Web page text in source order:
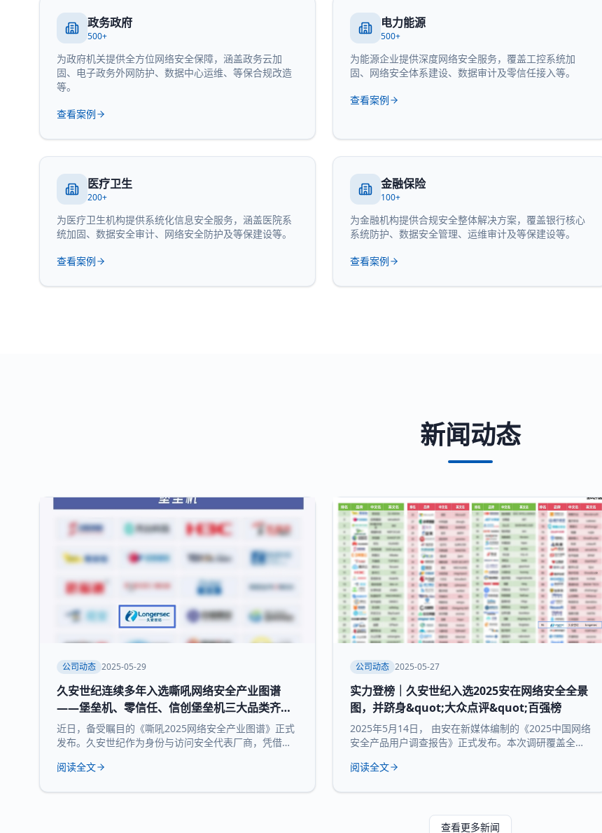
政务政府
500+
为政府机关提供全方位网络安全保障，涵盖政务云加
固、电子政务外网防护、数据中心运维、等保合规改造
等。
查看案例
电力能源
500+
为能源企业提供深度网络安全服务，覆盖工控系统加
固、网络安全体系建设、数据审计及零信任接入等。
查看案例
医疗卫生
200+
为医疗卫生机构提供系统化信息安全服务，涵盖医院系
统加固、数据安全审计、网络安全防护及等保建设等。
查看案例
金融保险
100+
为金融机构提供合规安全整体解决方案，覆盖银行核心
系统防护、数据安全管理、运维审计及等保建设等。
查看案例
新闻动态
公司动态 2025-05-29
久安世纪连续多年入选嘶吼网络安全产业图谱
——堡垒机、零信任、信创堡垒机三大品类齐获
权威认可
近日，备受瞩目的《嘶吼2025网络安全产业图谱》正式
发布。久安世纪作为身份与访问安全代表厂商，凭借其
实力入选 堡垒机、零信任、信创堡垒机 三大细分领域，
阅读全文
公司动态 2025-05-27
实力登榜｜久安世纪入选2025安在网络安全全景
图，并跻身&quot;大众点评&quot;百强榜
2025年5月14日， 由安在新媒体编制的《2025中国网络
安全产品用户调查报告》正式发布。本次调研覆盖全国
“中国网络安全产品用户大众点评全景图”“中国网络安全
全、业务与应用安全、信创产品、安全服务、通用网
阅读全文
查看更多新闻